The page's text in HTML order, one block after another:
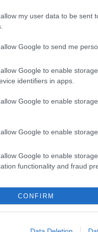
my user data to be sent
Google to send me
Google to enable
identifiers in apps.
Google to enable
Google to enable
Google to enable
functionality and fraud
CONFIRM